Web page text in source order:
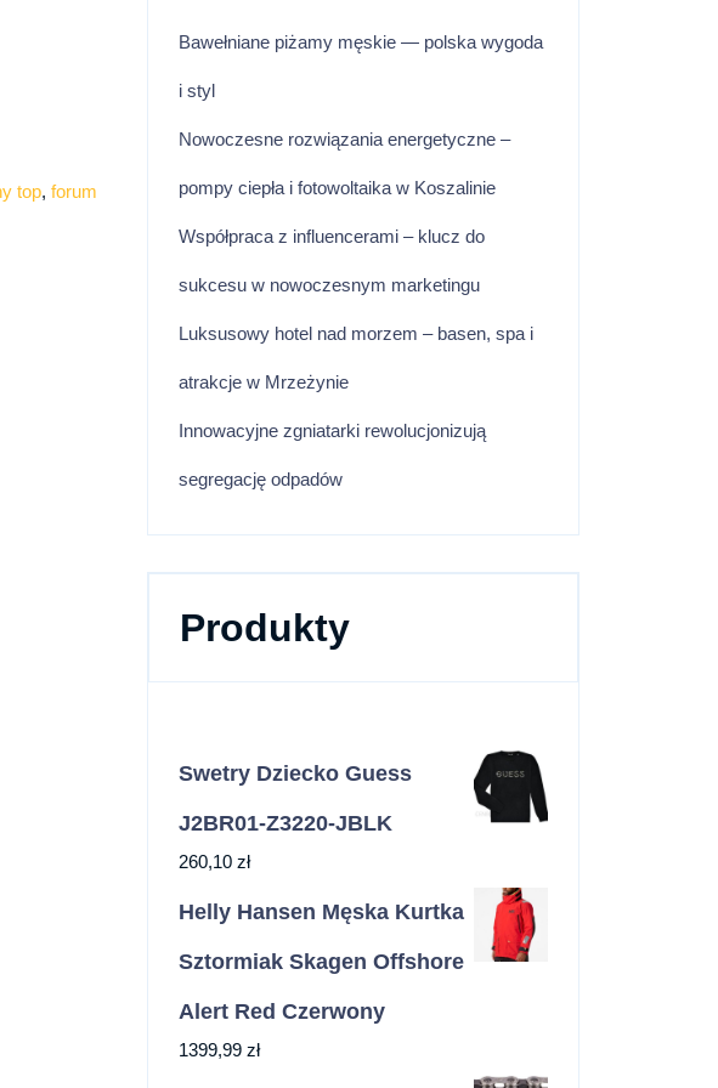
top, forum
Bawełniane piżamy męskie — polska wygoda
i styl
Nowoczesne rozwiązania energetyczne –
pompy ciepła i fotowoltaika w Koszalinie
Współpraca z influencerami – klucz do
sukcesu w nowoczesnym marketingu
Luksusowy hotel nad morzem – basen, spa i
atrakcje w Mrzeżynie
Innowacyjne zgniatarki rewolucjonizują
segregację odpadów
Produkty
Swetry Dziecko Guess
J2BR01-Z3220-JBLK
260,10 zł
Helly Hansen Męska Kurtka
Sztormiak Skagen Offshore
Alert Red Czerwony
1399,99 zł